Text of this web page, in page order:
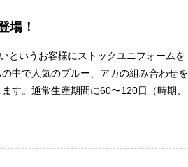
場！
というお客様にストックユニフォームを
中で人気のブルー、アカの組み合わせを
す。通常生産期間に60〜120日（時期、